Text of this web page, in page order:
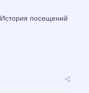
История посещений